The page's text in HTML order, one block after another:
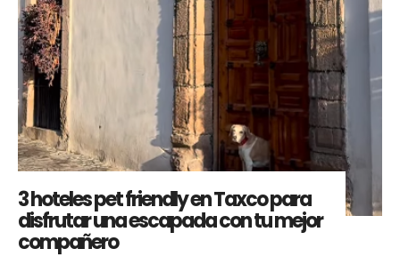
3 hoteles pet friendly en Taxco para
disfrutar una escapada con tu mejor
compañero